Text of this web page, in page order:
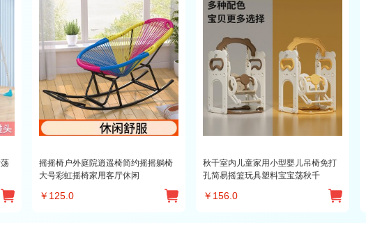
摇摇椅户外庭院逍遥椅简约摇摇躺椅
大号彩虹摇椅家用客厅休闲
￥ 125.0
秋千室内儿童家用小型婴儿吊椅免打
孔简易摇篮玩具塑料宝宝荡秋千
￥ 156.0